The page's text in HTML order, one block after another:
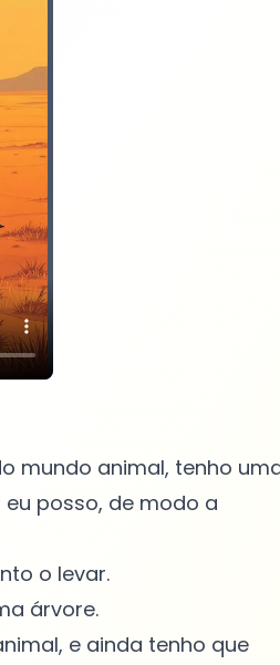
mundo animal, tenho
posso, de modo a
o levar.
árvore.
e ainda tenho que